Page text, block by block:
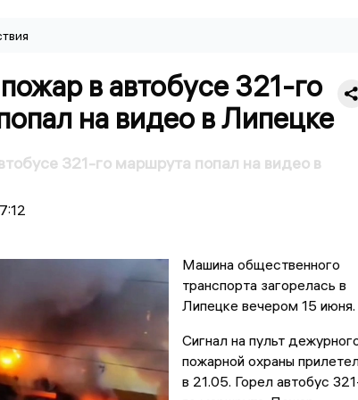
в автобусе 321-го
на видео в Липецке
321-го маршрута попал на видео в
Машина общественного
транспорта загорелась в
Липецке вечером 15 июня.
Сигнал на пульт
пожарной охраны
в 21.05. Горел автобус